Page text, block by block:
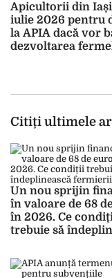
Apicultorii din Iași
iulie 2026 pentru
la APIA dacă vor
dezvoltarea
Citiți ultimele
Un nou sprijin
în valoare de 68
în 2026. Ce
trebuie să